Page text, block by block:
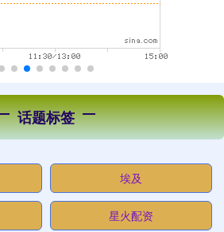
话题标签
埃及
星火配资